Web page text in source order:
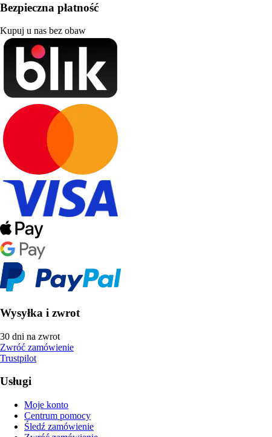
Bezpieczna płatność
Kupuj u nas bez obaw
Wysyłka i zwrot
30 dni na zwrot
Zwróć zamówienie
Trustpilot
Usługi
Moje konto
Centrum pomocy
Śledź zamówienie